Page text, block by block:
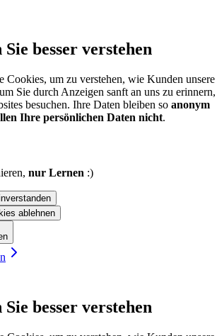
besser verstehen
Cookies, um zu verstehen, wie Kunden unsere
Sie durch Anzeigen sanft an uns zu erinnern,
besuchen. Ihre Daten bleiben so anonym
Ihre persönlichen Daten nicht.
nur Lernen :)
ablehnen
besser verstehen